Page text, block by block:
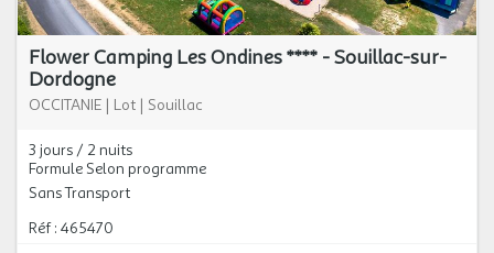
Flower Camping Les Ondines **** - Souillac-sur-
Dordogne
OCCITANIE | Lot | Souillac
3 jours / 2 nuits
Formule Selon programme
Sans Transport
Réf : 465470